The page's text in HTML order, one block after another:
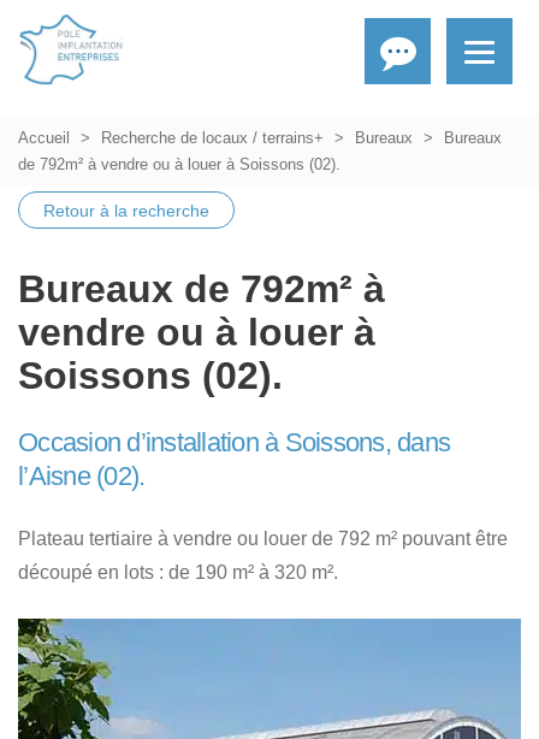
Accueil Recherche de locaux / terrains+ Bureaux
Bureaux
de 792m² à vendre ou à louer à Soissons (02).
Retour à la recherche
Bureaux de 792m² à
vendre ou à louer à
Soissons (02).
Occasion d’installation à Soissons, dans
l’Aisne (02).
Plateau tertiaire à vendre ou louer de 792 m² pouvant être
découpé en lots : de 190 m² à 320 m².